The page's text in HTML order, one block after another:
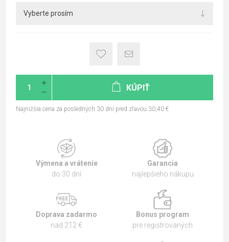
KÚPIŤ
Najnižšia cena za posledných 30 dní pred zľavou:30,40 €
Výmena a vrátenie
do 30 dní
Garancia
najlepšieho nákupu
Doprava zadarmo
nad 212 €
Bonus program
pre registrovaných